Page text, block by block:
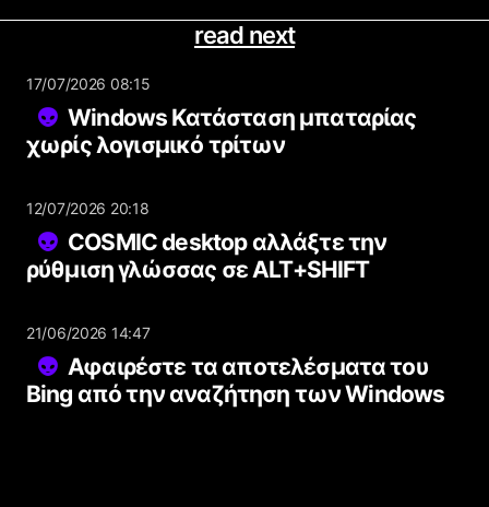
read next
17/07/2026 08:15
Windows Κατάσταση μπαταρίας
χωρίς λογισμικό τρίτων
12/07/2026 20:18
COSMIC desktop αλλάξτε την
ρύθμιση γλώσσας σε ALT+SHIFT
21/06/2026 14:47
Αφαιρέστε τα αποτελέσματα του
Bing από την αναζήτηση των Windows